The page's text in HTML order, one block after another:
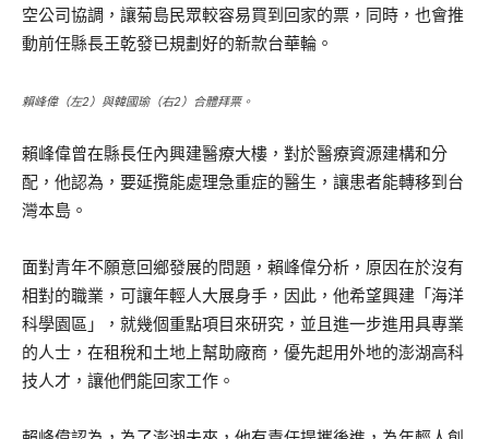
空公司協調，讓菊島民眾較容易買到回家的票，同時，也會推
動前任縣長王乾發已規劃好的新款台華輪。
賴峰偉（左2）與韓國瑜（右2）合體拜票。
賴峰偉曾在縣長任內興建醫療大樓，對於醫療資源建構和分
配，他認為，要延攬能處理急重症的醫生，讓患者能轉移到台
灣本島。
面對青年不願意回鄉發展的問題，賴峰偉分析，原因在於沒有
相對的職業，可讓年輕人大展身手，因此，他希望興建「海洋
科學園區」，就幾個重點項目來研究，並且進一步進用具專業
的人士，在租稅和土地上幫助廠商，優先起用外地的澎湖高科
技人才，讓他們能回家工作。